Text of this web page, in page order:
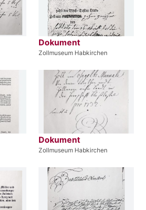
Dokument
Zollmuseum Habkirchen
Dokument
Zollmuseum Habkirchen